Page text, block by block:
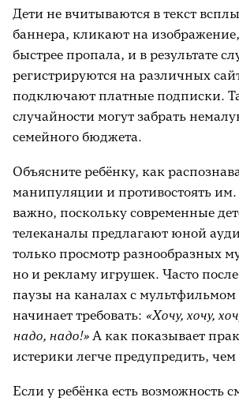
Дети не вчитываются в текст
баннера, кликают на
быстрее пропала, и в результате
регистрируются на различных
подключают платные подписки.
случайности могут забрать
семейного бюджета.
Объясните ребёнку, как
манипуляции и противостоять
важно, поскольку современные
телеканалы предлагают юной
только просмотр разнообразных
но и рекламу игрушек. Часто
паузы на каналах с мультфильмом
начинает требовать: «Хочу, хочу,
надо, надо!» А как показывает
истерики легче предупредить,
Если у ребёнка есть возможность